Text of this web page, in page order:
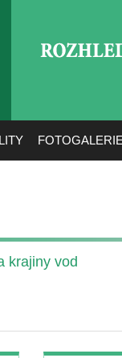
krajiny vod